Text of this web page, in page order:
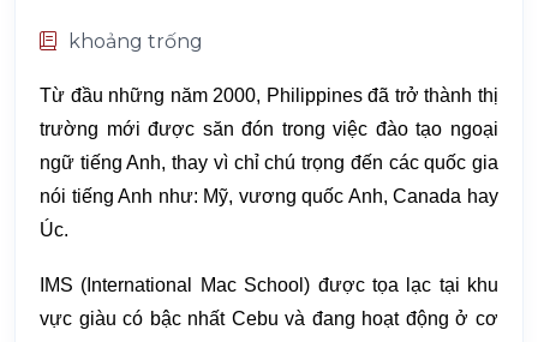
khoảng trống
Từ đầu những năm 2000, Philippines đã trở thành thị
trường mới được săn đón trong việc đào tạo ngoại
ngữ tiếng Anh, thay vì chỉ chú trọng đến các quốc gia
nói tiếng Anh như: Mỹ, vương quốc Anh, Canada hay
Úc.
IMS (International Mac School) được tọa lạc tại khu
vực giàu có bậc nhất Cebu và đang hoạt động ở cơ